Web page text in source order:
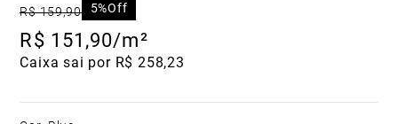
R$ 159,90 5%Off
R$ 151 ,90/m²
Caixa sai por R$ 258,23